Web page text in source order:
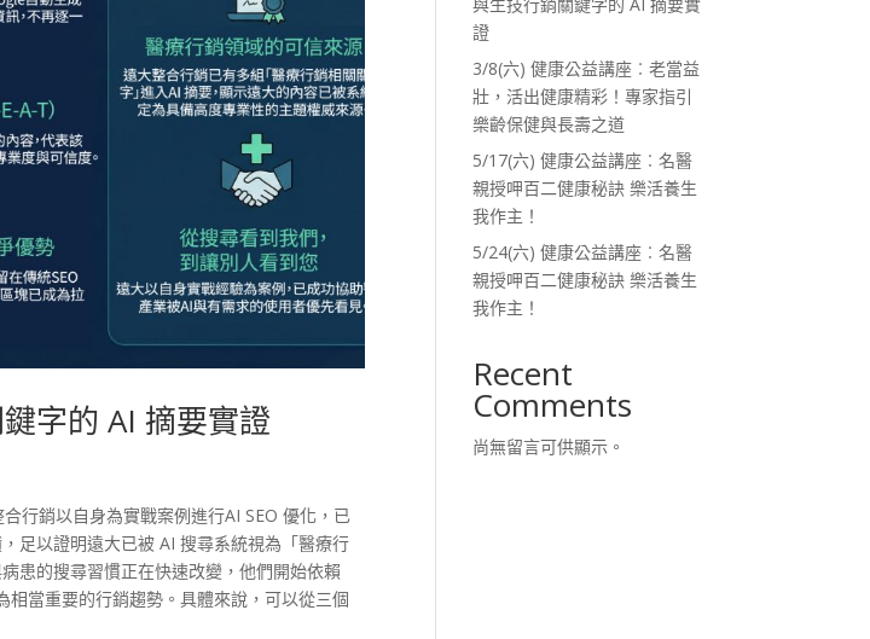
字的 AI 摘要實證
行銷以自身為實戰案例進行AI SEO 優化，已
足以證明遠大已被 AI 搜尋系統視為「醫療行
患的搜尋習慣正在快速改變，他們開始依賴
當重要的行銷趨勢。具體來說，可以從三個
證
3/8(六) 健康公益講座︰老當益
壯，活出健康精彩！專家指引
樂齡保健與長壽之道
5/17(六) 健康公益講座︰名醫
親授呷百二健康秘訣 樂活養生
我作主！
5/24(六) 健康公益講座︰名醫
親授呷百二健康秘訣 樂活養生
我作主！
Recent
Comments
尚無留言可供顯示。